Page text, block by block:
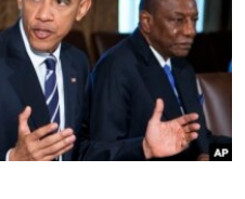
فرهنگ و زندگی
حقوق شهروندی
اقتصادی
علم و فناوری
مستندها
انتخابات ریاست جمهوری آمریکا ۲۰۲۴
حمله جمهوری اسلامی به اسرائیل
رمز مهسا
دنبال کنید
زبانهای مختلف